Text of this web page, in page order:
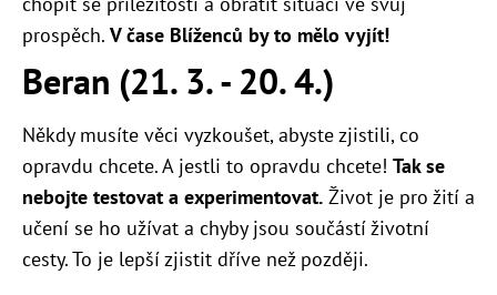
prospěch. V čase Blíženců by to mělo vyjít!
Beran (21. 3. - 20. 4.)
Někdy musíte věci vyzkoušet, abyste zjistili, co
opravdu chcete. A jestli to opravdu chcete! Tak se
nebojte testovat a experimentovat. Život je pro žití a
učení se ho užívat a chyby jsou součástí životní
cesty. To je lepší zjistit dříve než později.